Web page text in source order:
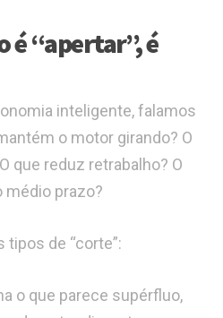
é “apertar”, é
inteligente, falamos
o motor girando? O
que reduz retrabalho? O
médio prazo?
tipos de “corte”:
o que parece supérfluo,